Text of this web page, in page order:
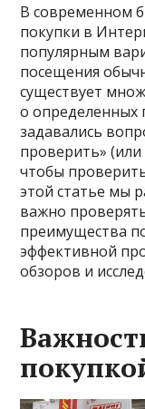
В современном
покупки в
популярным
посещения
существует
о определенных
задавались
проверить»
чтобы
этой статье мы
важно
преимущества
эффективной
обзоров и